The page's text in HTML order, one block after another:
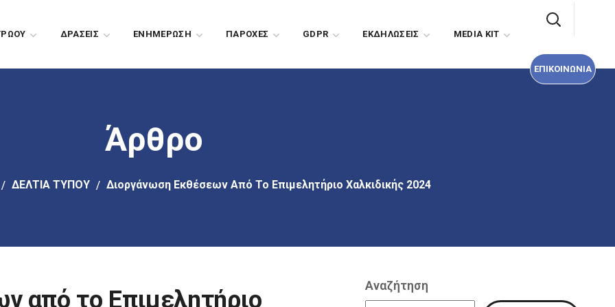
ΔΡΑΣΕΙΣ EΝΗΜΕΡΩΣΗ ΠΑΡΟΧΕΣ GDPR EΚΔΗΛΩΣΕΙΣ MEDIA KIT
ΕΠΙΚΟΙΝΩΝΙΑ
Άρθρο
ΔΕΛΤΙΑ ΤΥΠΟΥ Διοργάνωση Εκθέσεων Από Το Επιμελητήριο Χαλκιδικής 2024
από το Επιμελητήριο
Αναζήτηση